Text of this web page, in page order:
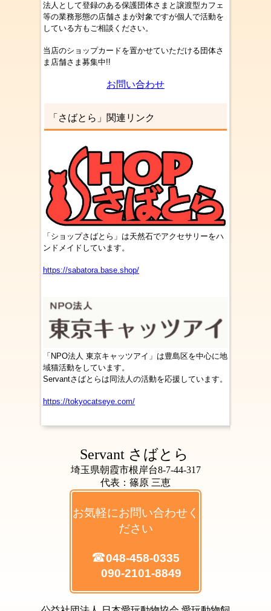
法人として登録のある保護団体さまと譲渡型カフェ
等の業務形態の店舗さま が対象ですが個人で活動を
している方もご相談ください。
当店のショップカードを置かせていただける団体さ
ま店舗さま募集中!!
お問い合わせ
「さばとら」関連リンク
「ショップさばとら」は天然石でアクセサリーをハ
ンドメイドしています。
https://sabatora.base.shop/
「NPO法人 東京キャッツアイ」は豊島区を中心に地
域猫活動をしています。
Servantさばとらは同法人の活動を応援しています。
https://tokyocatseye.com/
Servant さばとら
埼玉県朝霞市根岸台8-7-44-317
代表：篠原 三恵
お気軽にお問い合わせく
ださい
☎048-458-0335
090-2101-8849